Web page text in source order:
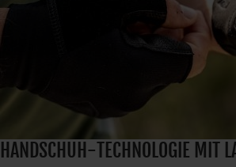
HANDSCHUH-TECHNOLOGIE MIT